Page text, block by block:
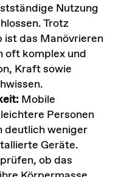
Nutzung
Trotz
das Manövrieren
oft komplex und
Kraft sowie
Mobile
Personen
deutlich weniger
Geräte.
ob das